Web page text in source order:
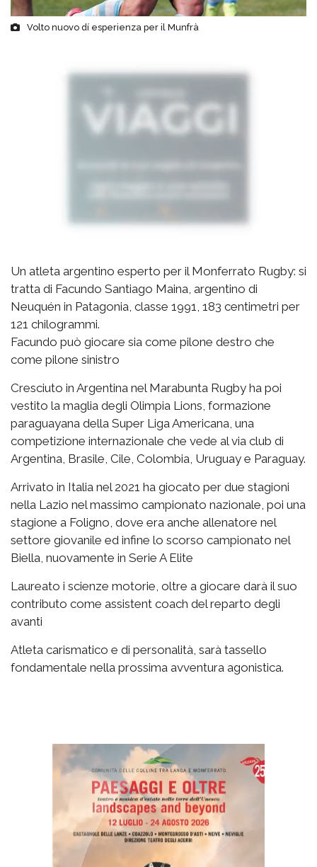
Volto nuovo dí esperienza per il Munfrà
Un atleta argentino esperto per il Monferrato Rugby: si
tratta di Facundo Santiago Maina, argentino di
Neuquén in Patagonia, classe 1991, 183 centimetri per
121 chilogrammi.
Facundo può giocare sia come pilone destro che
come pilone sinistro
Cresciuto in Argentina nel Marabunta Rugby ha poi
vestito la maglia degli Olimpia Lions, formazione
paraguayana della Super Liga Americana, una
competizione internazionale che vede al via club di
Argentina, Brasile, Cile, Colombia, Uruguay e Paraguay.
Arrivato in Italia nel 2021 ha giocato per due stagioni
nella Lazio nel massimo campionato nazionale, poi una
stagione a Foligno, dove era anche allenatore nel
settore giovanile ed infine lo scorso campionato nel
Biella, nuovamente in Serie A Elite
Laureato i scienze motorie, oltre a giocare darà il suo
contributo come assistent coach del reparto degli
avanti
Atleta carismatico e di personalità, sarà tassello
fondamentale nella prossima avventura agonistica.